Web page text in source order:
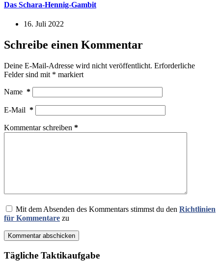
Das Schara-Hennig-Gambit
16. Juli 2022
Schreibe einen Kommentar
Deine E-Mail-Adresse wird nicht veröffentlicht. Erforderliche
Felder sind mit * markiert
Name *
E-Mail *
Kommentar schreiben *
Mit dem Absenden des Kommentars stimmst du den Richtlinien
für Kommentare zu
Kommentar abschicken
Tägliche Taktikaufgabe